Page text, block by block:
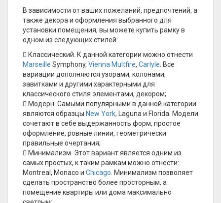
В зависимости от ваших пожеланий, предпочтений, а
также декора и оформления выбранного для
установки помещения, вы можете купить рамку в
одном из следующих стилей:
 Классический. К данной категории можно отнести
Marseille Symphony, Vienna Multfire, Carlyle . Все
вариации дополняются узорами, колонами,
завитками и другими характерными для
классического стиля элементами, декором;
 Модерн. Самыми популярными в данной категории
являются образцы New York, Laguna и Florida. Модели
сочетают в себе выдержанность форм, простое
оформление, ровные линии, геометрически
правильные очертания;
 Минимализм. Этот вариант является одним из
самых простых, к таким рамкам можно отнести:
Montreal, Monaco и Chicago . Минимализм позволяет
сделать пространство более просторным, а
помещение квартиры или дома максимально